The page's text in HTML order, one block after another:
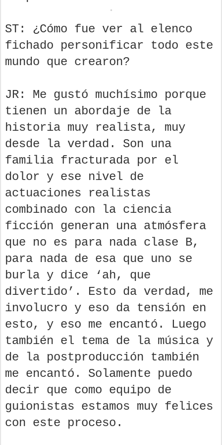
ST: ¿Cómo fue ver al elenco
fichado personificar todo este
mundo que crearon?
JR: Me gustó muchísimo porque
tienen un abordaje de la
historia muy realista, muy
desde la verdad. Son una
familia fracturada por el
dolor y ese nivel de
actuaciones realistas
combinado con la ciencia
ficción generan una atmósfera
que no es para nada clase B,
para nada de esa que uno se
burla y dice ‘ah, que
divertido’. Esto da verdad, me
involucro y eso da tensión en
esto, y eso me encantó. Luego
también el tema de la música y
de la postproducción también
me encantó. Solamente puedo
decir que como equipo de
guionistas estamos muy felices
con este proceso.